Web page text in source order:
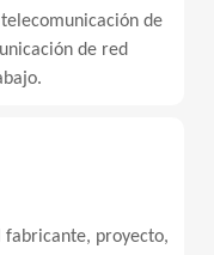
de
de red
fabricante, proyecto,